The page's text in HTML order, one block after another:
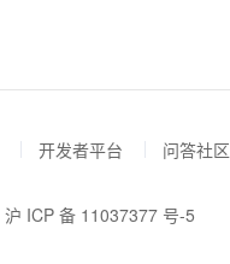
开发者平台 问答社区
沪 ICP 备 11037377 号-5